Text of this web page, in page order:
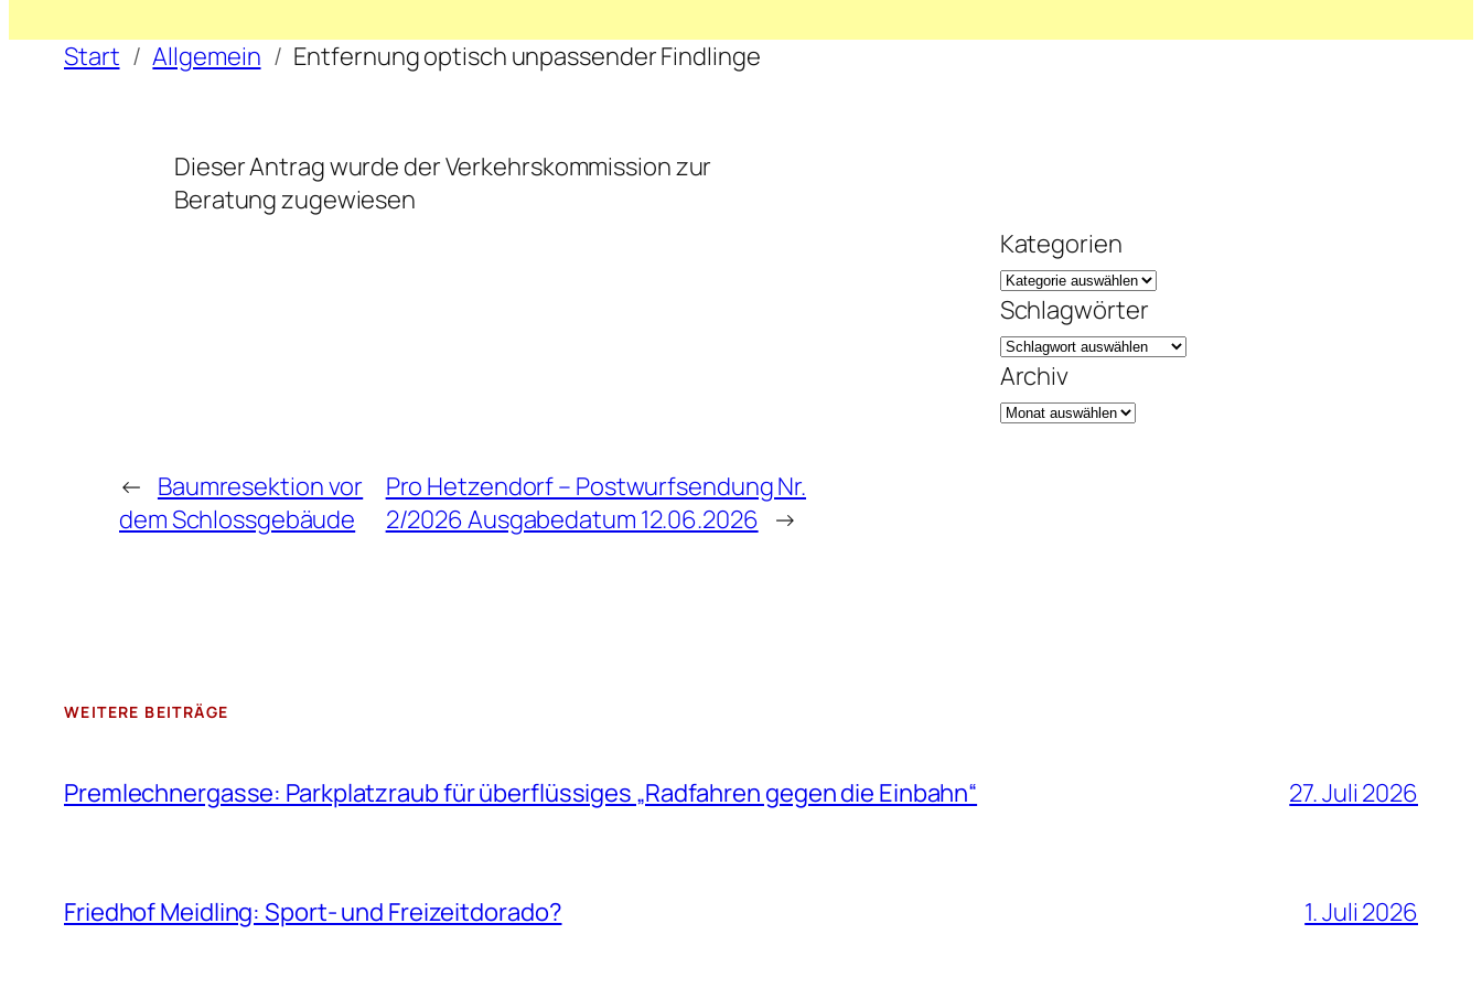
Start Allgemein Entfernung optisch unpassender Findlinge
Dieser Antrag wurde der Verkehrskommission zur
Beratung zugewiesen
← Baumresektion vor
dem Schlossgebäude
Pro Hetzendorf – Postwurfsendung Nr.
2/2026 Ausgabedatum 12.06.2026 →
Kategorien
Schlagwörter
Archiv
WEITERE BEITRÄGE
Premlechnergasse: Parkplatzraub für überflüssiges „Radfahren gegen die Einbahn“ 27. Juli 2026
Friedhof Meidling: Sport- und Freizeitdorado? 1. Juli 2026